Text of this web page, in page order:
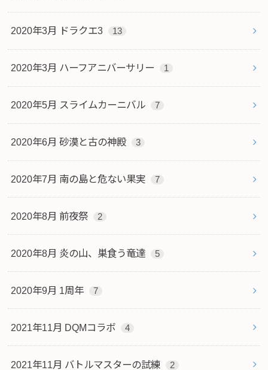
2020年3月 ドラクエ3 13
2020年3月 ハーフアニバーサリー 1
2020年5月 スライムカーニバル 7
2020年6月 砂漠と古の神殿 3
2020年7月 南の島と危ない果実 7
2020年8月 前夜祭 2
2020年8月 炎の山、巣食う竜達 5
2020年9月 1周年 7
2021年11月 DQMコラボ 4
2021年11月 バトルマスターの試練 2